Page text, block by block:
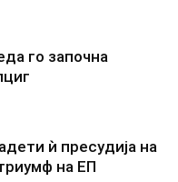
го започна
ѝ пресудија на
на ЕП